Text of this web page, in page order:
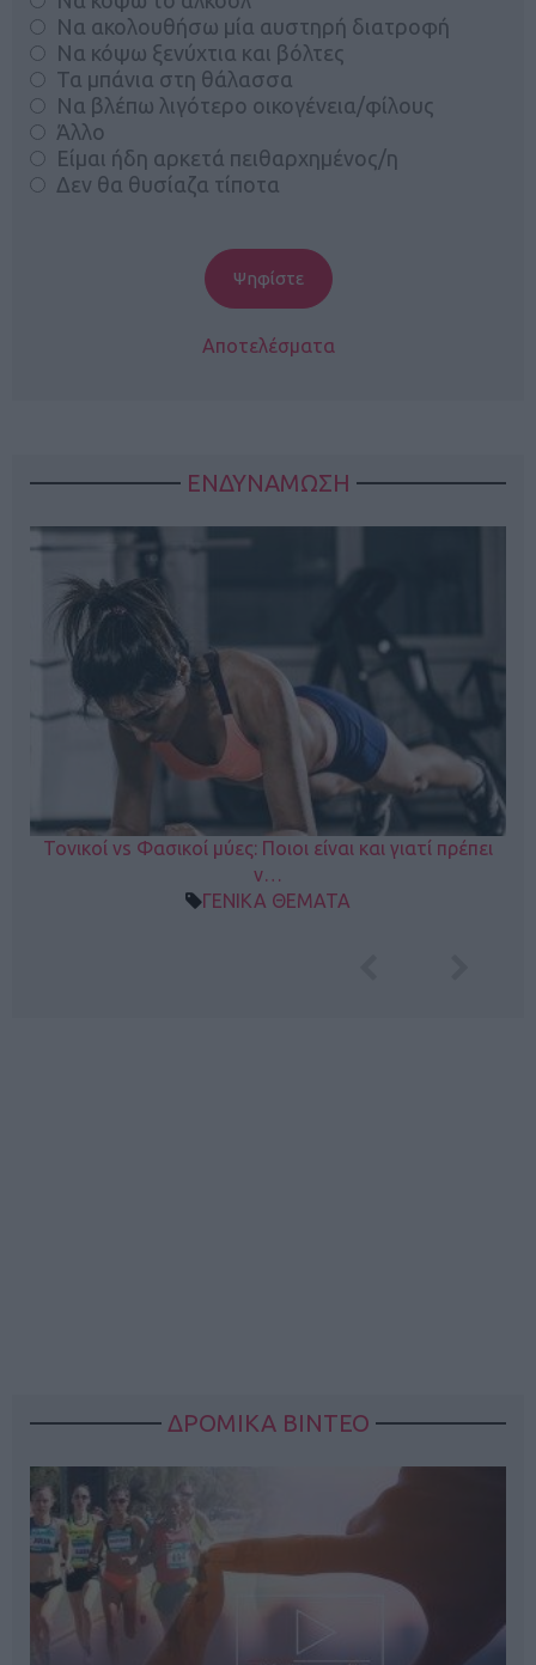
Να ακολουθήσω μία αυστηρή διατροφή
Να κόψω ξενύχτια και βόλτες
Τα μπάνια στη θάλασσα
Να βλέπω λιγότερο οικογένεια/φίλους
Άλλο
Είμαι ήδη αρκετά πειθαρχημένος/η
Δεν θα θυσίαζα τίποτα
Αποτελέσματα
ΕΝΔΥΝΑΜΩΣΗ
Τονικοί vs Φασικοί μύες: Ποιοι είναι και γιατί πρέπει
ν…
ΓΕΝΙΚΑ ΘΕΜΑΤΑ
ΔΡΟΜΙΚΑ ΒΙΝΤΕΟ